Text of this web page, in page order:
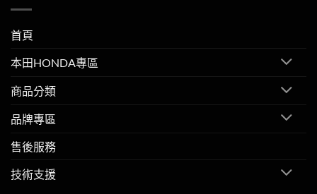
首頁
本田HONDA專區
商品分類
品牌專區
售後服務
技術支援